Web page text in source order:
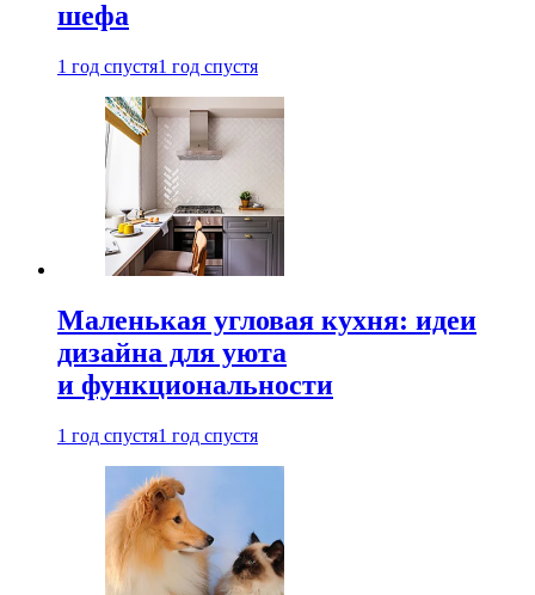
шефа
1 год спустя1 год спустя
Маленькая угловая кухня: идеи
дизайна для уюта
и функциональности
1 год спустя1 год спустя